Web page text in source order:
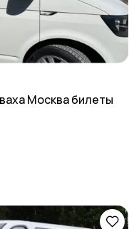
Москва билеты